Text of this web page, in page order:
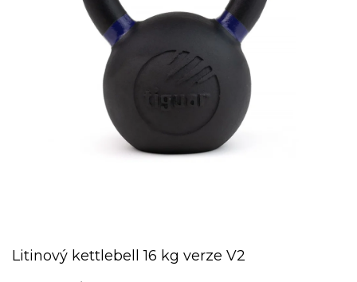
Litinový kettlebell 16 kg verze V2